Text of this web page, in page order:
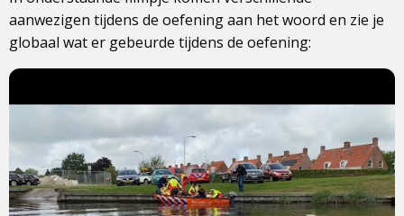
aanwezigen tijdens de oefening aan het woord en zie je
globaal wat er gebeurde tijdens de oefening: